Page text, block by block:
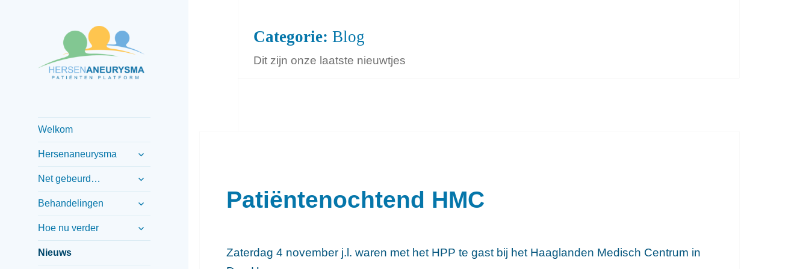
patiënten
platform
Welkom
Hersenaneurysma
submenu
uitvouwen
Net gebeurd…
submenu
uitvouwen
Behandelingen
submenu
uitvouwen
Hoe nu verder
submenu
uitvouwen
Nieuws
Categorie:Blog
Dit zijn onze laatste nieuwtjes
Patiëntenochtend HMC
Zaterdag 4 november j.l. waren met het HPP te gast bij het Haaglanden Medisch Centrum in